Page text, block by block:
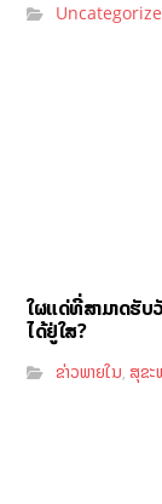
ໃຜແດ່ທີ່ສາມາດຮັບ
ໄດ້ຢູ່ໃສ?
ຂ່າວພາຍໃນ,ສຸຂະ